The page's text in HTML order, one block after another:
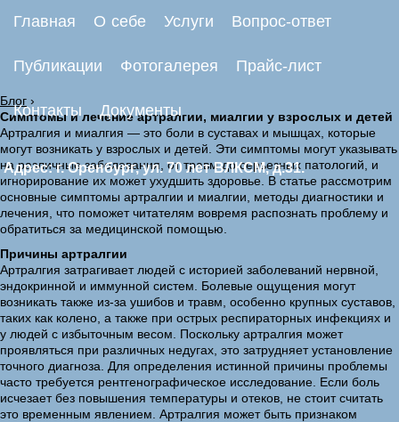
Главная О себе Услуги Вопрос-ответ
Публикации Фотогалерея Прайс-лист
Контакты Документы
Адрес: г. Оренбург, ул. 70 лет ВЛКСМ, д.31.
Блог ›
Симптомы и лечение артралгии, миалгии у взрослых и детей
Артралгия и миалгия — это боли в суставах и мышцах, которые
могут возникать у взрослых и детей. Эти симптомы могут указывать
на различные заболевания, от травм до серьезных патологий, и
игнорирование их может ухудшить здоровье. В статье рассмотрим
основные симптомы артралгии и миалгии, методы диагностики и
лечения, что поможет читателям вовремя распознать проблему и
обратиться за медицинской помощью.
Причины артралгии
Артралгия затрагивает людей с историей заболеваний нервной,
эндокринной и иммунной систем. Болевые ощущения могут
возникать также из-за ушибов и травм, особенно крупных суставов,
таких как колено, а также при острых респираторных инфекциях и
у людей с избыточным весом. Поскольку артралгия может
проявляться при различных недугах, это затрудняет установление
точного диагноза. Для определения истинной причины проблемы
часто требуется рентгенографическое исследование. Если боль
исчезает без повышения температуры и отеков, не стоит считать
это временным явлением. Артралгия может быть признаком